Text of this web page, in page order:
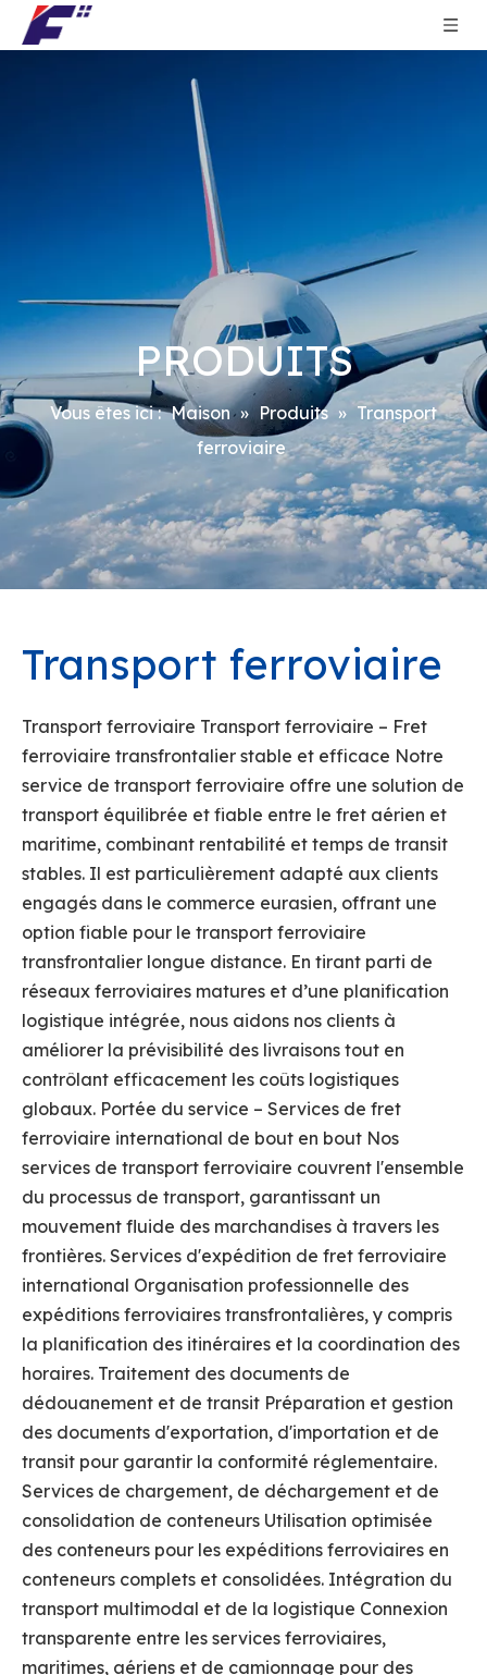
PRODUITS
Vous êtes ici : Maison » Produits » Transport
ferroviaire
Transport ferroviaire
Transport ferroviaire Transport ferroviaire – Fret
ferroviaire transfrontalier stable et efficace Notre
service de transport ferroviaire offre une solution de
transport équilibrée et fiable entre le fret aérien et
maritime, combinant rentabilité et temps de transit
stables. Il est particulièrement adapté aux clients
engagés dans le commerce eurasien, offrant une
option fiable pour le transport ferroviaire
transfrontalier longue distance. En tirant parti de
réseaux ferroviaires matures et d’une planification
logistique intégrée, nous aidons nos clients à
améliorer la prévisibilité des livraisons tout en
contrôlant efficacement les coûts logistiques
globaux. Portée du service – Services de fret
ferroviaire international de bout en bout Nos
services de transport ferroviaire couvrent l'ensemble
du processus de transport, garantissant un
mouvement fluide des marchandises à travers les
frontières. Services d'expédition de fret ferroviaire
international Organisation professionnelle des
expéditions ferroviaires transfrontalières, y compris
la planification des itinéraires et la coordination des
horaires. Traitement des documents de
dédouanement et de transit Préparation et gestion
des documents d'exportation, d'importation et de
transit pour garantir la conformité réglementaire.
Services de chargement, de déchargement et de
consolidation de conteneurs Utilisation optimisée
des conteneurs pour les expéditions ferroviaires en
conteneurs complets et consolidées. Intégration du
transport multimodal et de la logistique Connexion
transparente entre les services ferroviaires,
maritimes, aériens et de camionnage pour des